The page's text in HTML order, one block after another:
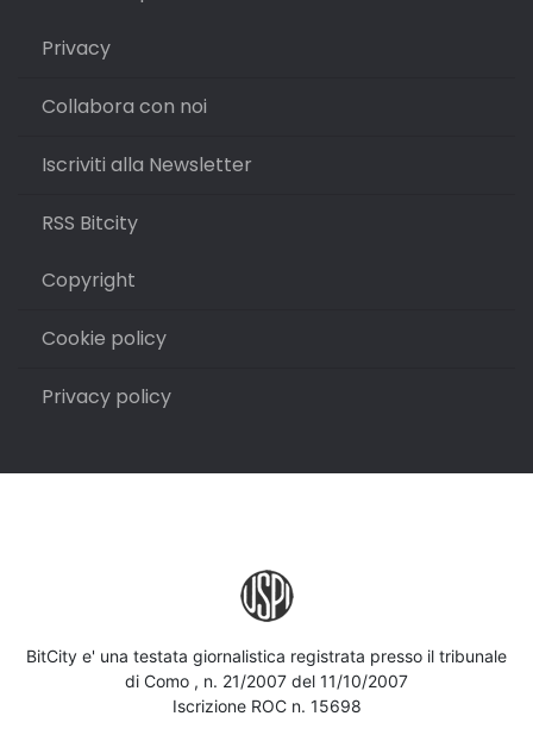
Privacy
Collabora con noi
Iscriviti alla Newsletter
RSS Bitcity
Copyright
Cookie policy
Privacy policy
BitCity e' una testata giornalistica registrata presso il tribunale
di Como , n. 21/2007 del 11/10/2007
Iscrizione ROC n. 15698